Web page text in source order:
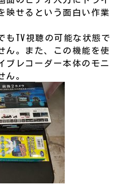
映せるという面白い作業
TV視聴の可能な状態で
ん。また、この機能を使
ブレコーダー本体のモニ
。